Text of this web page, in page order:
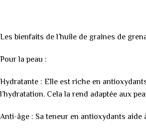
Les bienfaits de l’huile de graines de
Pour la peau :
Hydratante : Elle est riche en
l’hydratation. Cela la rend adaptée aux
Anti-âge : Sa teneur en antioxydants